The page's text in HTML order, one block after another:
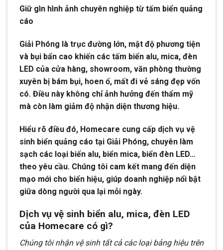
Giữ gìn hình ảnh chuyên nghiệp từ tấm biển quảng
cáo
Giải Phóng là trục đường lớn, mật độ phương tiện
và bụi bẩn cao khiến các tấm biển alu, mica, đèn
LED của cửa hàng, showroom, văn phòng thường
xuyên bị bám bụi, hoen ố, mất đi vẻ sáng đẹp vốn
có. Điều này không chỉ ảnh hưởng đến thẩm mỹ
mà còn làm giảm độ nhận diện thương hiệu.
Hiểu rõ điều đó, Homecare cung cấp dịch vụ vệ
sinh biển quảng cáo tại Giải Phóng, chuyên làm
sạch các loại biển alu, biển mica, biển đèn LED…
theo yêu cầu. Chúng tôi cam kết mang đến diện
mạo mới cho biển hiệu, giúp doanh nghiệp nổi bật
giữa dòng người qua lại mỗi ngày.
Dịch vụ vệ sinh biển alu, mica, đèn LED
của Homecare có gì?
Chúng tôi nhận vệ sinh tất cả các loại bảng hiệu trên